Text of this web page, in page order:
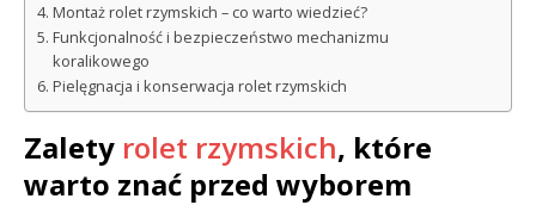
Montaż rolet rzymskich – co warto wiedzieć?
Funkcjonalność i bezpieczeństwo mechanizmu
koralikowego
Pielęgnacja i konserwacja rolet rzymskich
Zalety rolet rzymskich, które
warto znać przed wyborem